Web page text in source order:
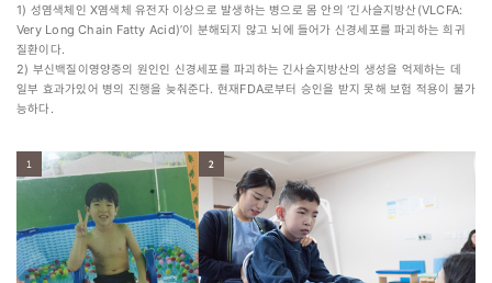
1) 성염색체인 X염색체 유전자 이상으로 발생하는 병으로 몸 안의 ‘긴사슬지방산(VLCFA:
Very Long Chain Fatty Acid)’이 분해되지 않고 뇌에 들어가 신경세포를 파괴하는 희귀
질환이다.
2) 부신백질이영양증의 원인인 신경세포를 파괴하는 긴사슬지방산의 생성을 억제하는 데
일부 효과가있어 병의 진행을 늦춰준다. 현재FDA로부터 승인을 받지 못해 보험 적용이 불가
능하다.